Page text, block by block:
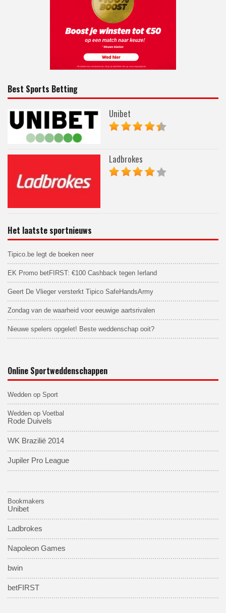
Best Sports Betting
Unibet
Ladbrokes
Het laatste sportnieuws
Tipico.be legt de boeken neer
EK Promo betFIRST: €100 Cashback tegen Ierland
Geert De Vlieger versterkt Tipico SafeHandsArmy
Zondag van de waarheid voor eeuwige aartsrivalen
Nieuwe spelers opgelet! Beste weddenschap ooit?
Online Sportweddenschappen
Wedden op Sport
Wedden op Voetbal
Rode Duivels
WK Brazilië 2014
Jupiler Pro League
Bookmakers
Unibet
Ladbrokes
Napoleon Games
bwin
betFIRST